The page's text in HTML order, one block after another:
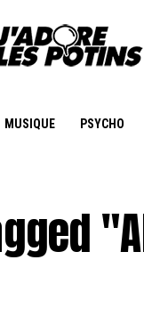
MUSIQUE PSYCHO